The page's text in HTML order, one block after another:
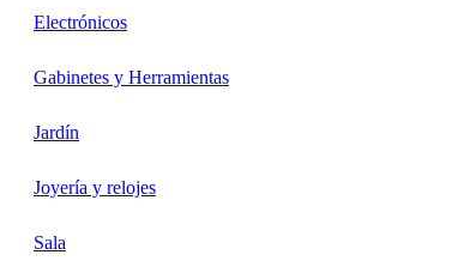
Electrónicos
Gabinetes y Herramientas
Jardín
Joyería y relojes
Sala